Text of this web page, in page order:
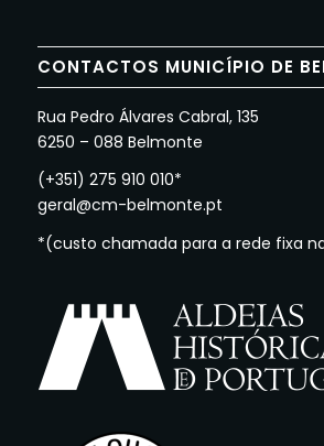
CONTACTOS MUNICÍPIO DE
Rua Pedro Álvares Cabral, 135
6250 – 088 Belmonte
(+351) 275 910 010*
geral@cm-belmonte.pt
*(custo chamada para a rede fixa